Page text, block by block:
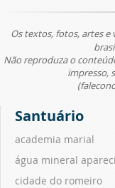
Os textos, fotos, artes e
Não reproduza o
impresso,
Santuário
academia marial
água mineral
cidade do romeiro